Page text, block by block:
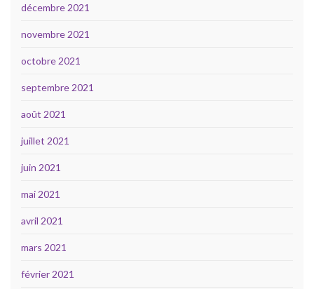
décembre 2021
novembre 2021
octobre 2021
septembre 2021
août 2021
juillet 2021
juin 2021
mai 2021
avril 2021
mars 2021
février 2021